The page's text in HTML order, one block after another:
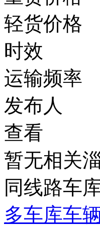
轻货价格
时效
运输频率
发布人
查看
暂无相关
同线路车
多车库车